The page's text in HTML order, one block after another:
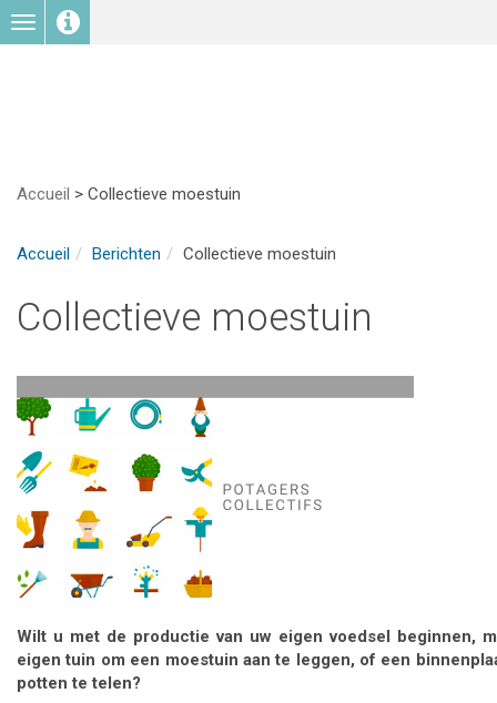
Toggle
navigation
Accueil > Collectieve moestuin
Accueil Berichten Collectieve moestuin
Collectieve moestuin
Wilt u met de productie van uw eigen voedsel beginnen,
eigen tuin om een moestuin aan te leggen, of een
potten te telen?